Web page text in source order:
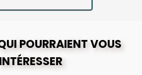
POURRAIENT VOUS
INTÉRESSER